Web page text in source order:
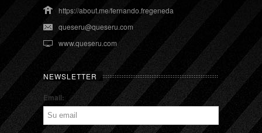
https://about.me/fernando.fregeneda
queseru@queseru.com
www.queseru.com
NEWSLETTER
Email: